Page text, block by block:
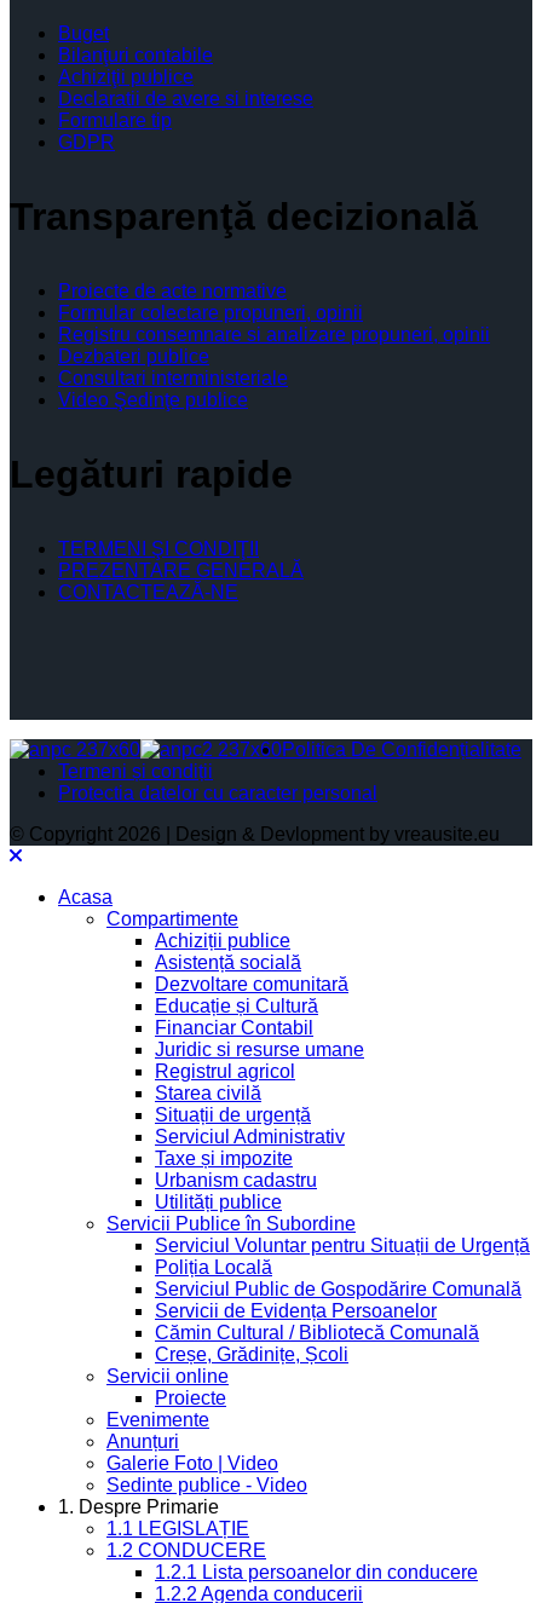
Buget
Bilanţuri contabile
Achiziţii publice
Declaratii de avere si interese
Formulare tip
GDPR
Transparenţă decizională
Proiecte de acte normative
Formular colectare propuneri, opinii
Registru consemnare si analizare propuneri, opinii
Dezbateri publice
Consultari interministeriale
Video Şedinţe publice
Legături rapide
TERMENI ŞI CONDIŢII
PREZENTARE GENERALĂ
CONTACTEAZĂ-NE
Politica De Confidențialitate
Termeni și condiții
Protectia datelor cu caracter personal
© Copyright 2026 | Design & Devlopment by vreausite.eu
Acasa
Compartimente
Achiziții publice
Asistență socială
Dezvoltare comunitară
Educație și Cultură
Financiar Contabil
Juridic si resurse umane
Registrul agricol
Starea civilă
Situații de urgență
Serviciul Administrativ
Taxe și impozite
Urbanism cadastru
Utilități publice
Servicii Publice în Subordine
Serviciul Voluntar pentru Situații de Urgență
Poliția Locală
Serviciul Public de Gospodărire Comunală
Servicii de Evidența Persoanelor
Cămin Cultural / Bibliotecă Comunală
Creșe, Grădinițe, Școli
Servicii online
Proiecte
Evenimente
Anunțuri
Galerie Foto | Video
Sedinte publice - Video
1. Despre Primarie
1.1 LEGISLAȚIE
1.2 CONDUCERE
1.2.1 Lista persoanelor din conducere
1.2.2 Agenda conducerii